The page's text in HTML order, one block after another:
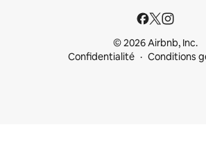
© 2026 Airbnb, Inc.
Confidentialité
Conditions